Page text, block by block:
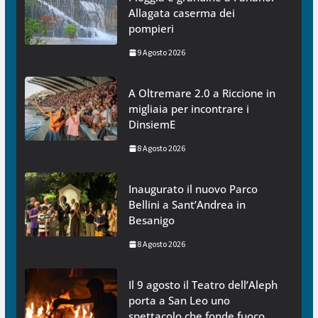
Allagata caserma dei
pompieri
9 Agosto 2026
A Oltremare 2.0 a Riccione in
migliaia per incontrare i
DinsiemE
8 Agosto 2026
Inaugurato il nuovo Parco
Bellini a Sant’Andrea in
Besanigo
8 Agosto 2026
Il 9 agosto il Teatro dell’Aleph
porta a San Leo uno